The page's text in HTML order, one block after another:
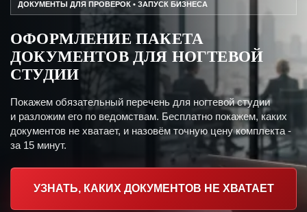
ДОКУМЕНТЫ ДЛЯ ПРОВЕРОК • ЗАПУСК БИЗНЕСА
ОФОРМЛЕНИЕ ПАКЕТА
ДОКУМЕНТОВ ДЛЯ НОГТЕВОЙ
СТУДИИ
Покажем обязательный перечень для ногтевой студии
и разложим его по ведомствам. Бесплатно покажем, каких
документов не хватает, и назовём точную цену комплекта -
за 15 минут.
УЗНАТЬ, КАКИХ ДОКУМЕНТОВ НЕ ХВАТАЕТ